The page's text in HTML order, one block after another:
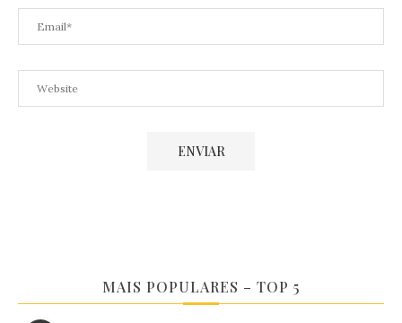
MAIS POPULARES – TOP 5